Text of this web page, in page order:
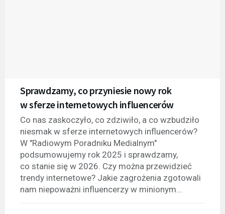
Sprawdzamy, co przyniesie nowy rok
w sferze internetowych influencerów
Co nas zaskoczyło, co zdziwiło, a co wzbudziło
niesmak w sferze internetowych influencerów?
W "Radiowym Poradniku Medialnym"
podsumowujemy rok 2025 i sprawdzamy,
co stanie się w 2026. Czy można przewidzieć
trendy internetowe? Jakie zagrożenia zgotowali
nam niepoważni influencerzy w minionym...